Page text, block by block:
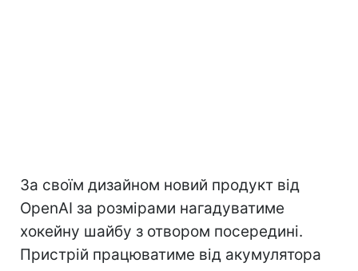
За своїм дизайном новий продукт від
OpenAI за розмірами нагадуватиме
хокейну шайбу з отвором посередині.
Пристрій працюватиме від акумулятора